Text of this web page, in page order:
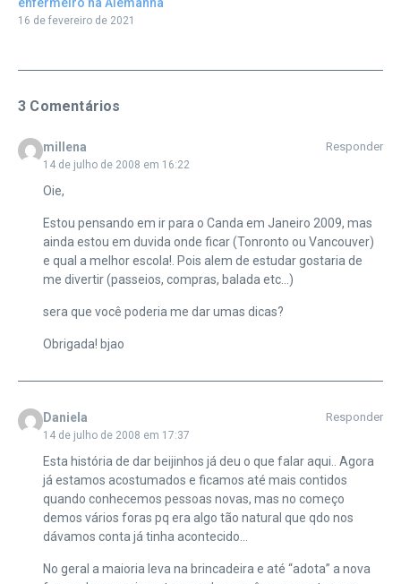
16 de fevereiro de 2021
3 Comentários
millena
14 de julho de 2008 em 16:22
Responder
Oie,
Estou pensando em ir para o Canda em Janeiro 2009, mas
ainda estou em duvida onde ficar (Tonronto ou Vancouver)
e qual a melhor escola!. Pois alem de estudar gostaria de
me divertir (passeios, compras, balada etc…)
sera que você poderia me dar umas dicas?
Obrigada! bjao
Daniela
14 de julho de 2008 em 17:37
Responder
Esta história de dar beijinhos já deu o que falar aqui.. Agora
já estamos acostumados e ficamos até mais contidos
quando conhecemos pessoas novas, mas no começo
demos vários foras pq era algo tão natural que qdo nos
dávamos conta já tinha acontecido…
No geral a maioria leva na brincadeira e até “adota” a nova